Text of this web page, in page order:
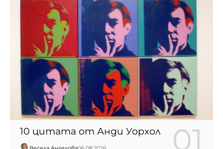
10 цитата от Анди Уорхол